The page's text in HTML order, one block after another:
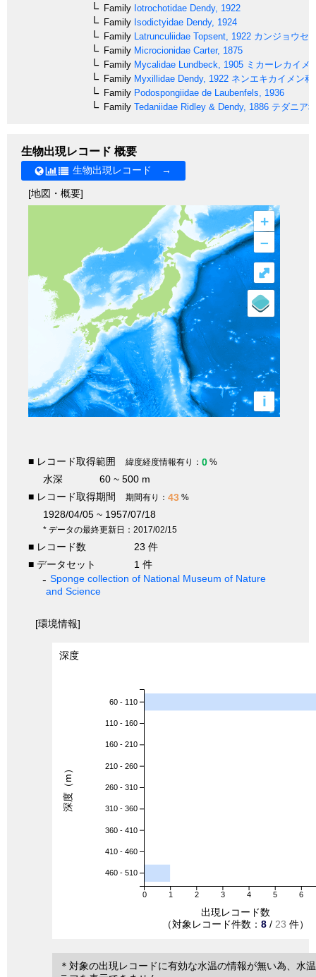
Family Iotrochotidae Dendy, 1922
Family Isodictyidae Dendy, 1924
Family Latrunculiidae Topsent, 1922 カンジョウセ
Family Microcionidae Carter, 1875
Family Mycalidae Lundbeck, 1905 ミカーレカイメ
Family Myxillidae Dendy, 1922 ネンエキカイメン科
Family Podospongiidae de Laubenfels, 1936
Family Tedaniidae Ridley & Dendy, 1886 テダニア
生物出現レコード 概要
生物出現レコード →
[地図・概要]
+
–
i
⤢
■ レコード取得範囲 緯度経度情報有り： 0 %
水深
60 ~ 500 m
■ レコード取得期間
期間有り： 43 %
1928/04/05 ~ 1957/07/18
* データの最終更新日：2017/02/15
■ レコード数
23 件
■ データセット
1 件
Sponge collection of National Museum of Nature
and Science
[環境情報]
深度
0 1 2 3 4 5 6
60 - 110
110 - 160
160 - 210
210 - 260
260 - 310
310 - 360
360 - 410
410 - 460
460 - 510
出現レコード数
（対象レコード件数： 8 / 23 件）
深度（m）
＊対象の出現レコードに有効な水温の情報が無い為、水